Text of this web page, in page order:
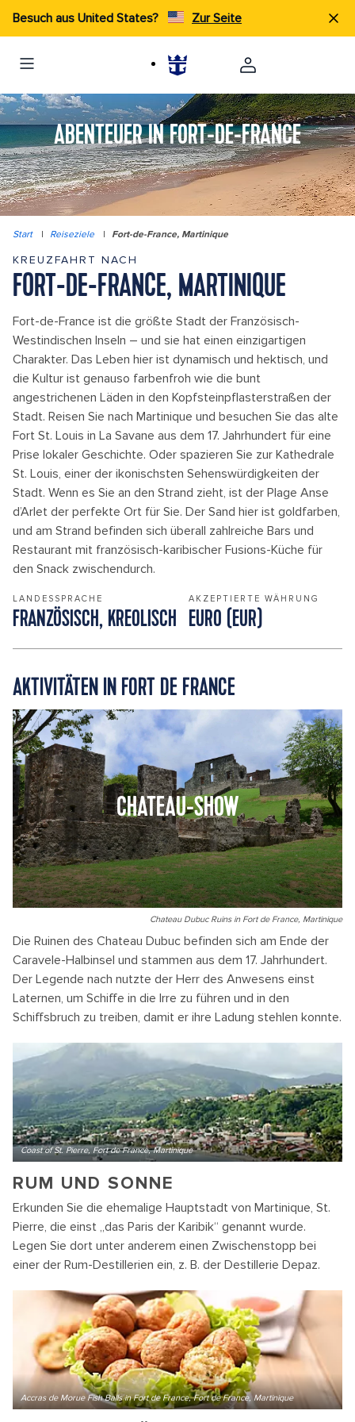
Besuch aus United States? Zur Seite
ABENTEUER IN FORT-DE-FRANCE
Start | Reiseziele | Fort-de-France, Martinique
KREUZFAHRT NACH
FORT-DE-FRANCE, MARTINIQUE
Fort-de-France ist die größte Stadt der Französisch-
Westindischen Inseln – und sie hat einen einzigartigen
Charakter. Das Leben hier ist dynamisch und hektisch, und
die Kultur ist genauso farbenfroh wie die bunt
angestrichenen Läden in den Kopfsteinpflasterstraßen der
Stadt. Reisen Sie nach Martinique und besuchen Sie das alte
Fort St. Louis in La Savane aus dem 17. Jahrhundert für eine
Prise lokaler Geschichte. Oder spazieren Sie zur Kathedrale
St. Louis, einer der ikonischsten Sehenswürdigkeiten der
Stadt. Wenn es Sie an den Strand zieht, ist der Plage Anse
d’Arlet der perfekte Ort für Sie. Der Sand hier ist goldfarben,
und am Strand befinden sich überall zahlreiche Bars und
Restaurant mit französisch-karibischer Fusions-Küche für
den Snack zwischendurch.
LANDESSPRACHE
FRANZÖSISCH, KREOLISCH
AKZEPTIERTE WÄHRUNG
EURO (EUR)
AKTIVITÄTEN IN FORT DE FRANCE
CHATEAU-SHOW
Chateau Dubuc Ruins in Fort de France, Martinique
Die Ruinen des Chateau Dubuc befinden sich am Ende der
Caravele-Halbinsel und stammen aus dem 17. Jahrhundert.
Der Legende nach nutzte der Herr des Anwesens einst
Laternen, um Schiffe in die Irre zu führen und in den
Schiffsbruch zu treiben, damit er ihre Ladung stehlen konnte.
Coast of St. Pierre, Fort de France, Martinique
RUM UND SONNE
Erkunden Sie die ehemalige Hauptstadt von Martinique, St.
Pierre, die einst „das Paris der Karibik“ genannt wurde.
Legen Sie dort unter anderem einen Zwischenstopp bei
einer der Rum-Destillerien ein, z. B. der Destillerie Depaz.
Accras de Morue Fish Balls in Fort de France, Fort de France, Martinique